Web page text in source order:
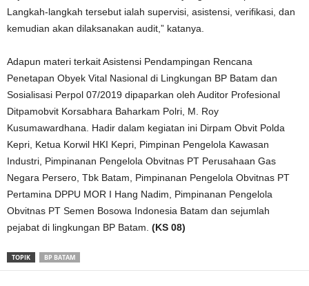
Langkah-langkah tersebut ialah supervisi, asistensi, verifikasi, dan
kemudian akan dilaksanakan audit,” katanya.
Adapun materi terkait Asistensi Pendampingan Rencana
Penetapan Obyek Vital Nasional di Lingkungan BP Batam dan
Sosialisasi Perpol 07/2019 dipaparkan oleh Auditor Profesional
Ditpamobvit Korsabhara Baharkam Polri, M. Roy
Kusumawardhana. Hadir dalam kegiatan ini Dirpam Obvit Polda
Kepri, Ketua Korwil HKI Kepri, Pimpinan Pengelola Kawasan
Industri, Pimpinanan Pengelola Obvitnas PT Perusahaan Gas
Negara Persero, Tbk Batam, Pimpinanan Pengelola Obvitnas PT
Pertamina DPPU MOR I Hang Nadim, Pimpinanan Pengelola
Obvitnas PT Semen Bosowa Indonesia Batam dan sejumlah
pejabat di lingkungan BP Batam. (KS 08)
TOPIK BP BATAM